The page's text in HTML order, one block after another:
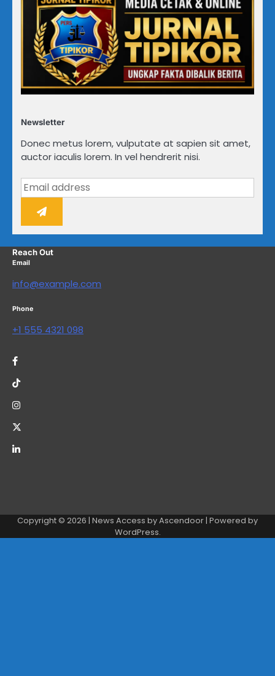
Newsletter
Donec metus lorem, vulputate at sapien sit amet,
auctor iaculis lorem. In vel hendrerit nisi.
Reach Out
Email
info@example.com
Phone
+1 555 4321 098
Copyright © 2026 | News Access byAscendoor | Powered by
WordPress.